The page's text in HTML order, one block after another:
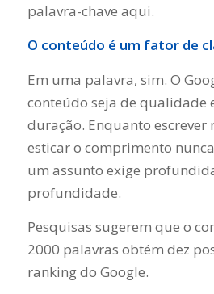
palavra-chave aqui.
O conteúdo é um fator de
Em uma palavra, sim. O
conteúdo seja de qualidade
duração. Enquanto escrever
esticar o comprimento
um assunto exige
profundidade.
Pesquisas sugerem que o
2000 palavras obtém dez
ranking do Google.